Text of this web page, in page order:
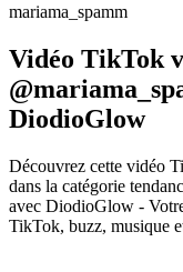
mariama_spamm
Vidéo TikTok
DiodioGlow
Découvrez cette vidéo
dans la catégorie
avec DiodioGlow -
TikTok, buzz, musique